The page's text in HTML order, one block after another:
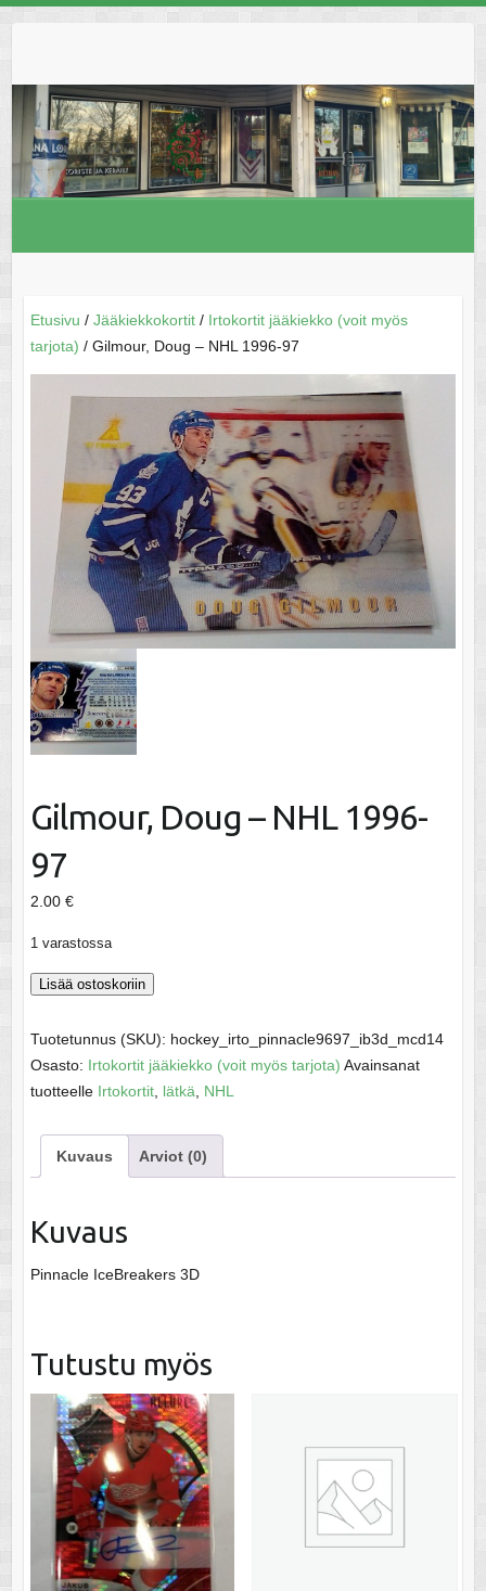
Etusivu / Jääkiekkokortit/ Irtokortit jääkiekko (voit myös
tarjota) / Gilmour, Doug – NHL 1996-97
Gilmour, Doug – NHL 1996-
97
2.00 €
1 varastossa
Gilmour,
-
NHL
1996-
määrä
Lisää ostoskoriin
Tuotetunnus (SKU): hockey_irto_pinnacle9697_ib3d_mcd14
Osasto: Irtokortit jääkiekko (voit myös tarjota) Avainsanat
tuotteelle Irtokortit, lätkä NHL
Kuvaus Arviot (0)
Kuvaus
Pinnacle IceBreakers 3D
Tutustu myös